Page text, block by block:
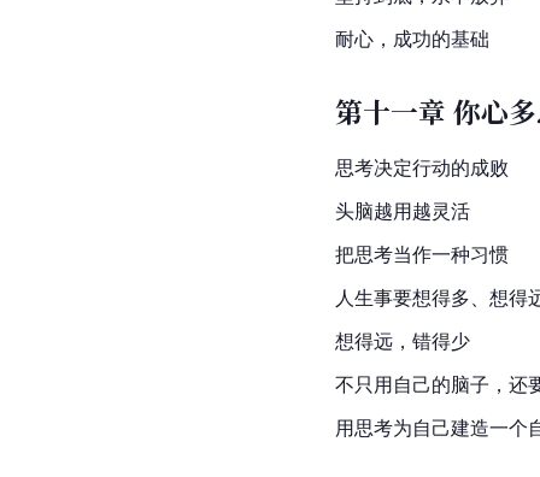
耐心，成功的基础
第十一章 你心
思考决定行动的成败
头脑越用越灵活
把思考当作一种习惯
人生事要想得多、想得
想得远，错得少
不只用自己的脑子，还
用思考为自己建造一个